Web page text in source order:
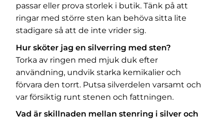
passar eller prova storlek i butik. Tänk på att
ringar med större sten kan behöva sitta lite
stadigare så att de inte vrider sig.
Hur sköter jag en silverring med sten?
Torka av ringen med mjuk duk efter
användning, undvik starka kemikalier och
förvara den torrt. Putsa silverdelen varsamt och
var försiktig runt stenen och fattningen.
Vad är skillnaden mellan stenring i silver och